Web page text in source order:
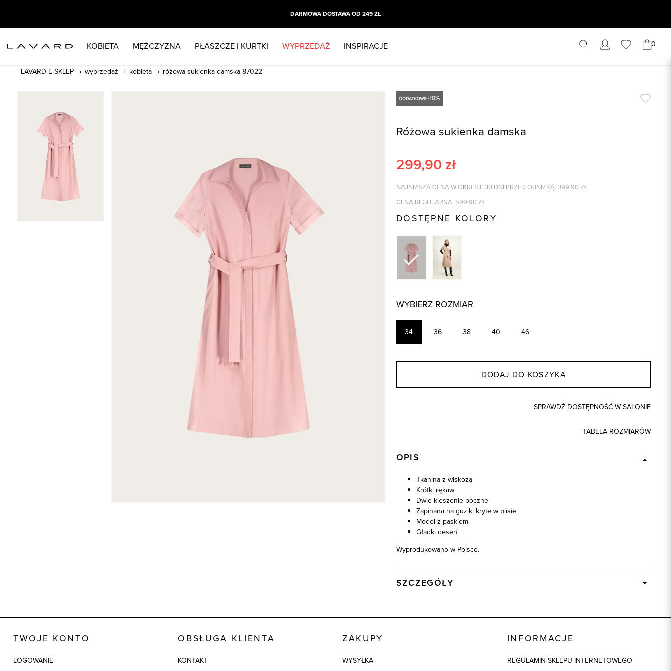
DARMOWA DOSTAWA OD 249 ZŁ
KOBIETA MĘŻCZYZNA PŁASZCZE I KURTKI WYPRZEDAŻ INSPIRACJE 0
LAVARD E SKLEP wyprzedaż kobieta różowa sukienka damska 87022
Różowa sukienka damska
299,90 zł
NAJNIŻSZA CENA W OKRESIE 30 DNI PRZED OBNIŻKĄ: 399,90 ZŁ
CENA REGULARNA: 599.90 ZŁ
DOSTĘPNE KOLORY
WYBIERZ ROZMIAR
34 36 38 40 46
DODAJ DO KOSZYKA
SPRAWDŹ DOSTĘPNOŚĆ W SALONIE
TABELA ROZMIARÓW
OPIS
Tkanina z wiskozą
Krótki rękaw
Dwie kieszenie boczne
Zapinana na guziki kryte w plisie
Model z paskiem
Gładki deseń
Wyprodukowano w Polsce.
SZCZEGÓŁY
Kod produktu:
87022
różowy
TWOJE KONTO
LOGOWANIE
OBSŁUGA KLIENTA
KONTAKT
ZAKUPY
WYSYŁKA
INFORMACJE
REGULAMIN SKLEPU INTERNETOWEGO